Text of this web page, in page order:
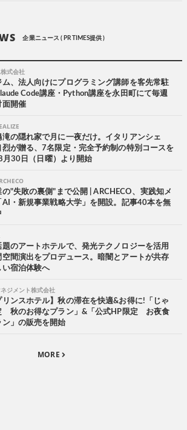
企業ニュース ( PR TIMES提供 )
式会社
ム、法人向けにプログラミング講師を客先常駐
Code講座・Python講座を永田町にて毎週
面開催
滝の隠れ家で月に一夜だけ。イタリアンシェ
烈が贈る、7名限定・完全予約制の特別コースを
30日（日曜）より開始
"失敗の裏側"まで公開 | ARCHECO、実践知メ
AI・新規事業戦略大学」を開設。記事40本を無
題のアートホテルで、発光テクノロジーを活用
空間演出をプロデュース。暗闇とアートが共存
い宿泊体験へ
ジメント株式会社
リンスホテル】秋の滞在を快適&お得に!「じゃ
秋のお得なプラン」&「公式HP限定 お夜食
ン」の販売を開始
MORE